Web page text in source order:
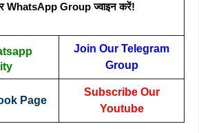
WhatsApp Group ज्वाइन करें!
Join Our Telegram
Group
Page
Subscribe Our
Youtube